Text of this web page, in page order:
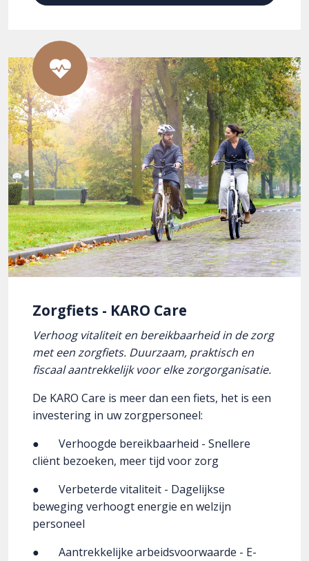
Zorgfiets - KARO Care
Verhoog vitaliteit en bereikbaarheid in de zorg
met een zorgfiets. Duurzaam, praktisch en
fiscaal aantrekkelijk voor elke zorgorganisatie.
De KARO Care is meer dan een fiets, het is een
investering in uw zorgpersoneel:
● Verhoogde bereikbaarheid - Snellere
cliënt bezoeken, meer tijd voor zorg
● Verbeterde vitaliteit - Dagelijkse
beweging verhoogt energie en welzijn
personeel
● Aantrekkelijke arbeidsvoorwaarde - E-